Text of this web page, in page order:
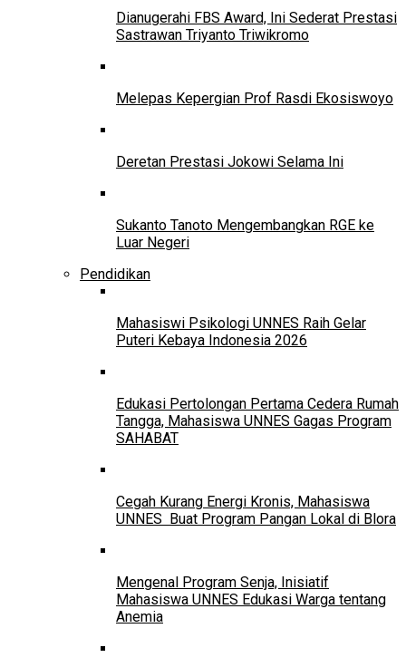
Dianugerahi FBS Award, Ini Sederat Prestasi
Sastrawan Triyanto Triwikromo
Melepas Kepergian Prof Rasdi Ekosiswoyo
Deretan Prestasi Jokowi Selama Ini
Sukanto Tanoto Mengembangkan RGE ke
Luar Negeri
Pendidikan
Mahasiswi Psikologi UNNES Raih Gelar
Puteri Kebaya Indonesia 2026
Edukasi Pertolongan Pertama Cedera Rumah
Tangga, Mahasiswa UNNES Gagas Program
SAHABAT
Cegah Kurang Energi Kronis, Mahasiswa
UNNES Buat Program Pangan Lokal di Blora
Mengenal Program Senja, Inisiatif
Mahasiswa UNNES Edukasi Warga tentang
Anemia